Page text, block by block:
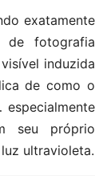
exatamente
de fotografia
induzida
de como o
seu próprio
ultravioleta.